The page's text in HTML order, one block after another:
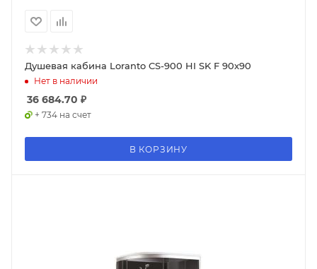
Душевая кабина Loranto CS-900 HI SK F 90x90
Нет в наличии
36 684.70 ₽
+ 734 на счет
В КОРЗИНУ